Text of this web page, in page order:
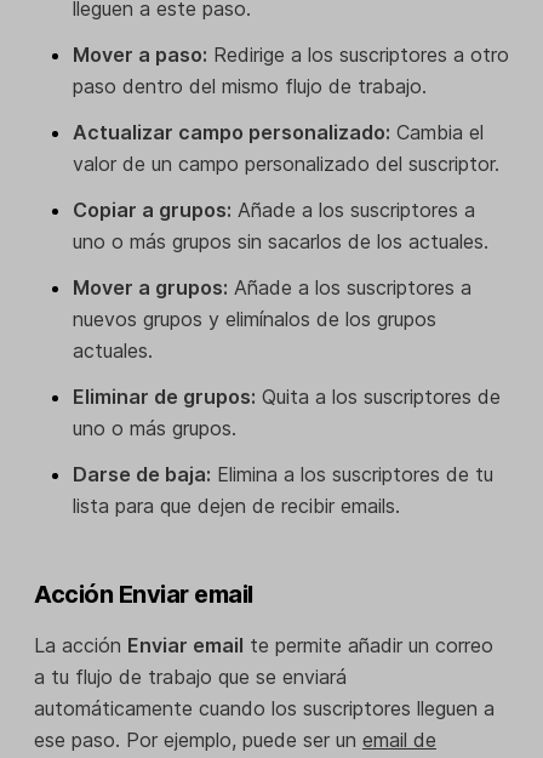
lleguen a este paso.
Mover a paso: Redirige a los suscriptores a otro
paso dentro del mismo flujo de trabajo.
Actualizar campo personalizado: Cambia el
valor de un campo personalizado del suscriptor.
Copiar a grupos: Añade a los suscriptores a
uno o más grupos sin sacarlos de los actuales.
Mover a grupos: Añade a los suscriptores a
nuevos grupos y elimínalos de los grupos
actuales.
Eliminar de grupos: Quita a los suscriptores de
uno o más grupos.
Darse de baja: Elimina a los suscriptores de tu
lista para que dejen de recibir emails.
Acción Enviar email
La acción Enviar email te permite añadir un correo
a tu flujo de trabajo que se enviará
automáticamente cuando los suscriptores lleguen a
ese paso. Por ejemplo, puede ser un email de